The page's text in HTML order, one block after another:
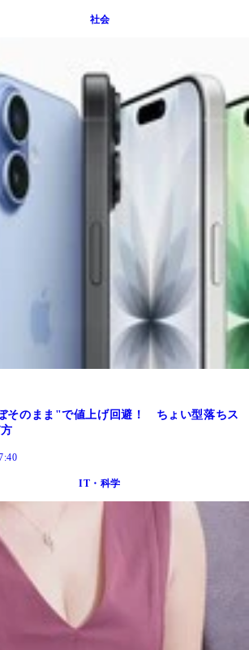
社会
そのまま"で値上げ回避！ ちょい型落ちス
IT・科学